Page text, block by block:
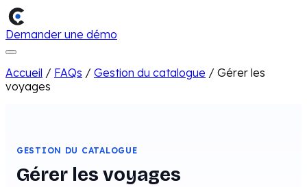
Demander une démo
Accueil / FAQs / Gestion du catalogue / Gérer les
voyages
GESTION DU CATALOGUE
Gérer les voyages